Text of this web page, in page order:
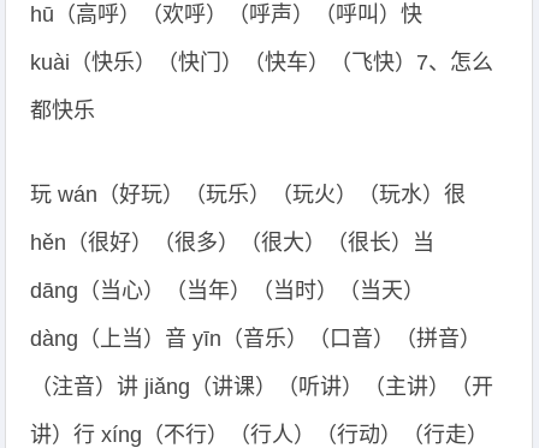
hū（高呼）（欢呼）（呼声）（呼叫）快
kuài（快乐）（快门）（快车）（飞快）7、怎么
都快乐
玩 wán（好玩）（玩乐）（玩火）（玩水）很
hěn（很好）（很多）（很大）（很长）当
dāng（当心）（当年）（当时）（当天）
dàng（上当）音 yīn（音乐）（口音）（拼音）
（注音）讲 jiǎng（讲课）（听讲）（主讲）（开
讲）行 xíng（不行）（行人）（行动）（行走）